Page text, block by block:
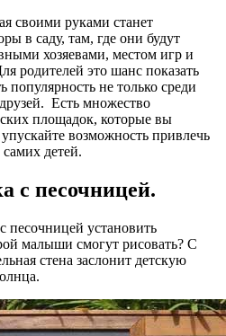
своими руками станет
в саду, там, где они будут
хозяевами, местом игр и
родителей это шанс показать
популярность не только среди
Есть множество
площадок, которые вы
возможность привлечь
детей.
с песочницей.
песочницей установить
малыши смогут рисовать? С
стена заслонит детскую